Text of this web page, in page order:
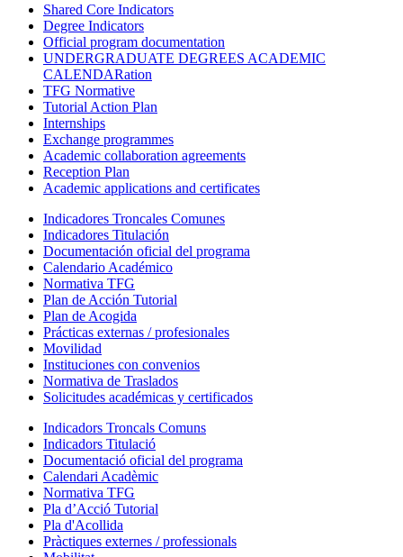
Shared Core Indicators
Degree Indicators
Official program documentation
UNDERGRADUATE DEGREES ACADEMIC
CALENDARation
TFG Normative
Tutorial Action Plan
Internships
Exchange programmes
Academic collaboration agreements
Reception Plan
Academic applications and certificates
Indicadores Troncales Comunes
Indicadores Titulación
Documentación oficial del programa
Calendario Académico
Normativa TFG
Plan de Acción Tutorial
Plan de Acogida
Prácticas externas / profesionales
Movilidad
Instituciones con convenios
Normativa de Traslados
Solicitudes académicas y certificados
Indicadors Troncals Comuns
Indicadors Titulació
Documentació oficial del programa
Calendari Acadèmic
Normativa TFG
Pla d’Acció Tutorial
Pla d'Acollida
Pràctiques externes / professionals